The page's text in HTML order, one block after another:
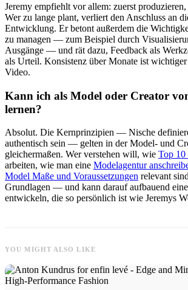
Jeremy empfiehlt vor allem: zuerst
Wer zu lange plant, verliert den Anschluss an
Entwicklung. Er betont außerdem die
zu managen — zum Beispiel durch
Ausgänge — und rät dazu, Feedback als
als Urteil. Konsistenz über Monate ist
Video.
Kann ich als Model oder Creator
lernen?
Absolut. Die Kernprinzipien — Nische
authentisch sein — gelten in der Model- und
gleichermaßen. Wer verstehen will, wie Top 10
arbeiten, wie man eine Modelagentur
Model Maße und Voraussetzungen relevant
Grundlagen — und kann darauf aufbauend
entwickeln, die so persönlich ist wie Jeremys
YOU MIGHT ALSO LIKE